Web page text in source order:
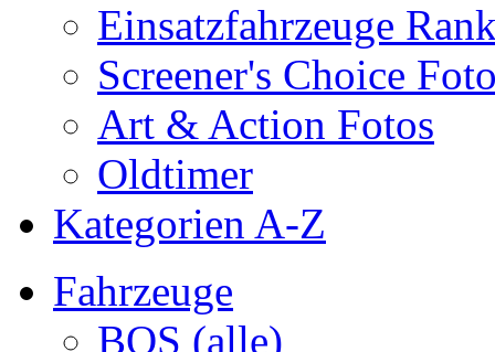
Einsatzfahrzeuge
Screener's Choice
Art & Action Fotos
Oldtimer
Kategorien A-Z
Fahrzeuge
BOS (alle)